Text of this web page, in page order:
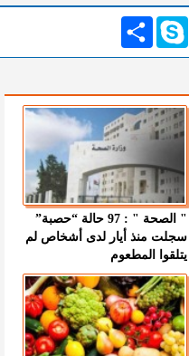
انشر Skype
" الصحة " : 97 حالة “حصبة”
سجلت منذ أيار لدى أشخاص لم
يتلقوا المطعوم